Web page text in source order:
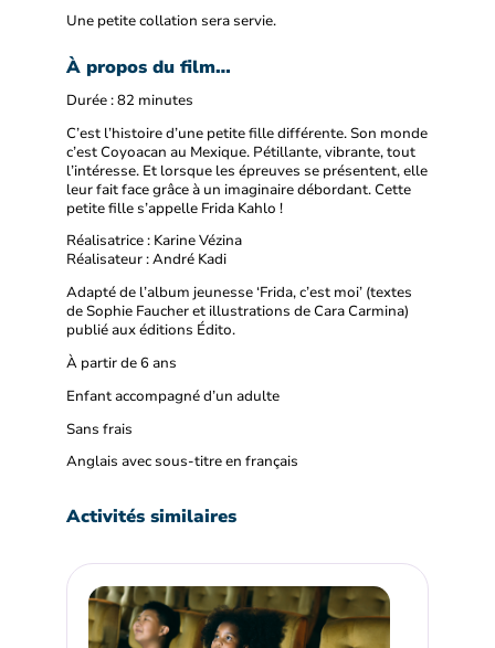
Une petite collation sera servie.
À propos du film…
Durée : 82 minutes
C’est l’histoire d’une petite fille différente. Son monde
c’est Coyoacan au Mexique. Pétillante, vibrante, tout
l’intéresse. Et lorsque les épreuves se présentent, elle
leur fait face grâce à un imaginaire débordant. Cette
petite fille s’appelle Frida Kahlo !
Réalisatrice : Karine Vézina
Réalisateur : André Kadi
Adapté de l’album jeunesse ‘Frida, c’est moi’ (textes
de Sophie Faucher et illustrations de Cara Carmina)
publié aux éditions Édito.
À partir de 6 ans
Enfant accompagné d’un adulte
Sans frais
Anglais avec sous-titre en français
Activités similaires